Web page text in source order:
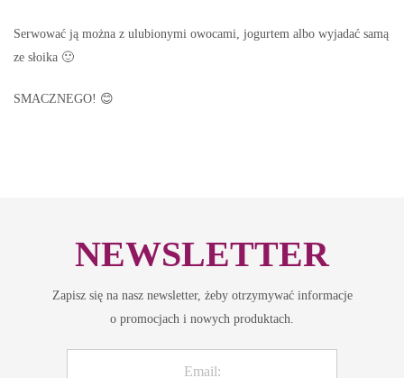
Serwować ją można z ulubionymi owocami, jogurtem albo wyjadać samą
ze słoika 🙂
SMACZNEGO! 😊
NEWSLETTER
Zapisz się na nasz newsletter, żeby otrzymywać informacje
o promocjach i nowych produktach.